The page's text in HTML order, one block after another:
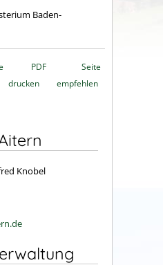
Baden-
PDF
drucken
Seite
empfehlen
Knobel